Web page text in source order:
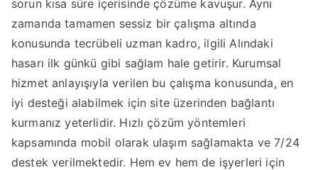
sorun kısa süre içerisinde çözüme kavuşur. Aynı
zamanda tamamen sessiz bir çalışma altında
konusunda tecrübeli uzman kadro, ilgili Alındaki
hasarı ilk günkü gibi sağlam hale getirir. Kurumsal
hizmet anlayışıyla verilen bu çalışma konusunda, en
iyi desteği alabilmek için site üzerinden bağlantı
kurmanız yeterlidir. Hızlı çözüm yöntemleri
kapsamında mobil olarak ulaşım sağlamakta ve 7/24
destek verilmektedir. Hem ev hem de işyerleri için